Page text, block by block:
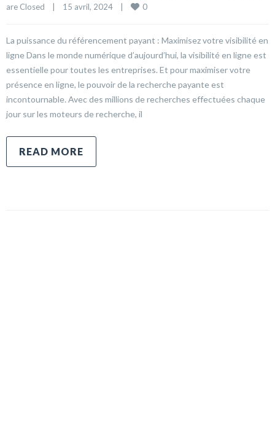
are Closed
15 avril, 2024 0
La puissance du référencement payant : Maximisez votre visibilité en
ligne Dans le monde numérique d’aujourd’hui, la visibilité en ligne est
essentielle pour toutes les entreprises. Et pour maximiser votre
présence en ligne, le pouvoir de la recherche payante est
incontournable. Avec des millions de recherches effectuées chaque
jour sur les moteurs de recherche, il
READ MORE